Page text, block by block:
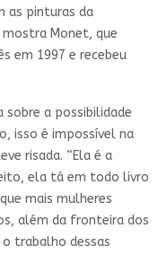
as pinturas da
Monet, que
em 1997 e recebeu
a possibilidade
isso é impossível na
risada. “Ela é a
ela tá em todo livro
mais mulheres
além da fronteira dos
trabalho dessas